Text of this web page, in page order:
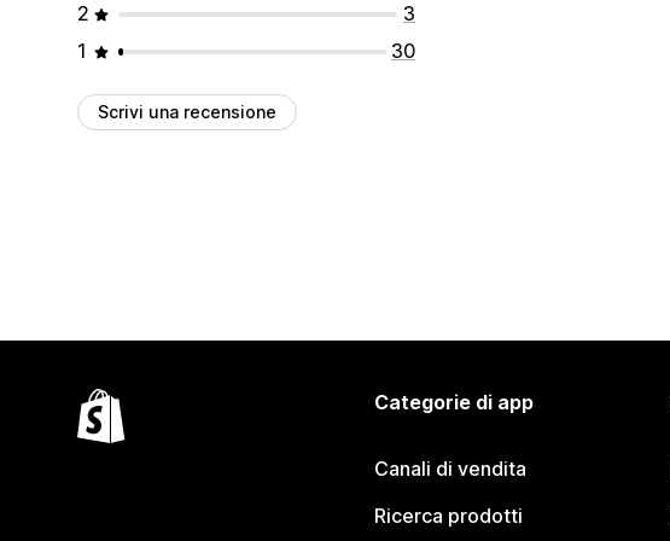
2
3
1
30
Scrivi una recensione
Categorie di app
Canali di vendita
Ricerca prodotti